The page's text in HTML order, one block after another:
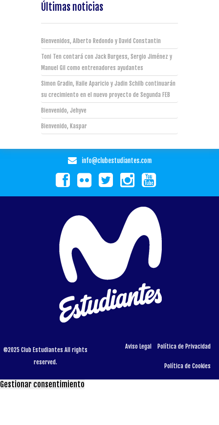
Últimas noticias
Bienvenidos, Alberto Redondo y David Constantin
Toni Ten contará con Jack Burgess, Sergio Jiménez y
Manuel Gil como entrenadores ayudantes
Simon Gradin, Haile Aparicio y Jadin Schilb continuarán
su crecimiento en el nuevo proyecto de Segunda FEB
Bienvenido, Jehyve
Bienvenido, Kaspar
info@clubestudiantes.com
©2025 Club Estudiantes All rights
reserved.
Aviso Legal Política de Privacidad
Política de Cookies
Gestionar consentimiento